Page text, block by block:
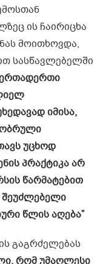
ის ჩაირიცხა
მოითხოვდა,
სასწავლებელში
იმისა,
უცხოდ
პრაქტიკა არ
წარმატებით
წლის აღება”
გაგრძელებას
რომ უმაღლესი